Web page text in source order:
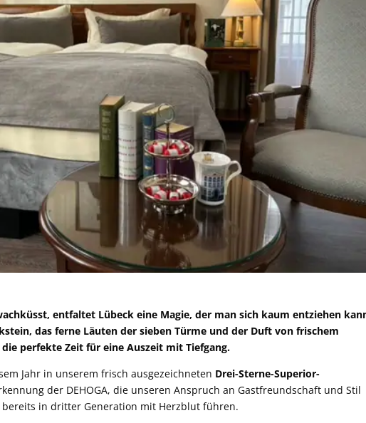
entfaltet Lübeck eine Magie, der man sich kaum entziehen
das ferne Läuten der sieben Türme und der Duft von frischem
perfekte Zeit für eine Auszeit mit Tiefgang.
Jahr in unserem frisch ausgezeichneten Drei-Sterne-Superior-
der DEHOGA, die unseren Anspruch an Gastfreundschaft und Stil
in dritter Generation mit Herzblut führen.